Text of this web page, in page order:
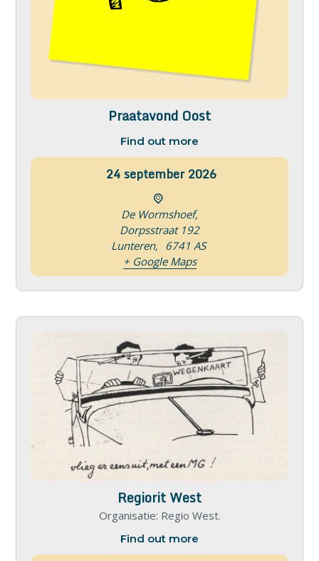
Praatavond Oost
Find out more
24 september 2026
De Wormshoef,
Dorpsstraat 192
Lunteren, 6741 AS
+ Google Maps
Regiorit West
Organisatie: Regio West.
Find out more